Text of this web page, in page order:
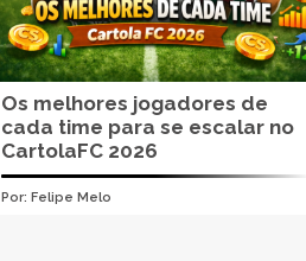
Os melhores jogadores de
cada time para se escalar no
CartolaFC 2026
Por: Felipe Melo